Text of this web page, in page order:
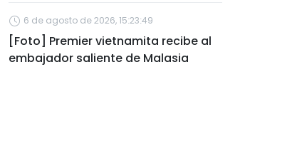
6 de agosto de 2026, 15:23:49
[Foto] Premier vietnamita recibe al
embajador saliente de Malasia